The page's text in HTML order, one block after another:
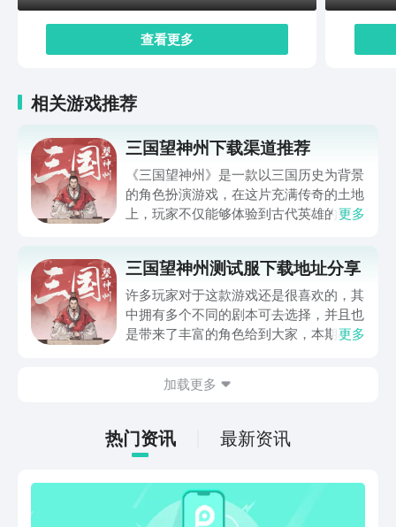
查看更多
相关游戏推荐
三国望神州下载渠道推荐
《三国望神州》是一款以三国历史为背景
的角色扮演游戏，在这片充满传奇的土地
上，玩家不仅能够体验到古代英雄的智慧
州下载渠道是啥，今天小编就来为大家分
享分享下载渠道，以及三国望神州的相关
特色和玩法。
更多
三国望神州测试服下载地址分享
许多玩家对于这款游戏还是很喜欢的，其
中拥有多个不同的剧本可去选择，并且也
是带来了丰富的角色给到大家，本期小编
戏之中，那么下文所带来的描述就能提供
去行动起来吧。
更多
加载更多
热门资讯 最新资讯